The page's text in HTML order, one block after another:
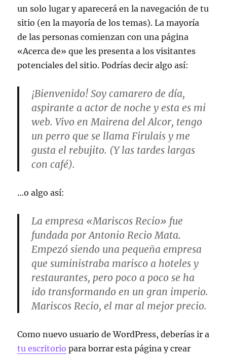
un solo lugar y aparecerá en la navegación de tu
sitio (en la mayoría de los temas). La mayoría
de las personas comienzan con una página
«Acerca de» que les presenta a los visitantes
potenciales del sitio. Podrías decir algo así:
¡Bienvenido! Soy camarero de día,
aspirante a actor de noche y esta es mi
web. Vivo en Mairena del Alcor, tengo
un perro que se llama Firulais y me
gusta el rebujito. (Y las tardes largas
con café).
…o algo así:
La empresa «Mariscos Recio» fue
fundada por Antonio Recio Mata.
Empezó siendo una pequeña empresa
que suministraba marisco a hoteles y
restaurantes, pero poco a poco se ha
ido transformando en un gran imperio.
Mariscos Recio, el mar al mejor precio.
Como nuevo usuario de WordPress, deberías ir a
tu escritorio para borrar esta página y crear